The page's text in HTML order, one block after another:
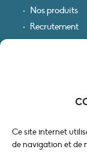
Ce site internet
de navigation et de
Nos produits
Recrutement
Mentions
Politique de